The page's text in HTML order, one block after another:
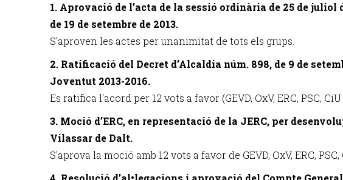
1. Aprovació de l’acta de la sessió ordinària de 25 de
de 19 de setembre de 2013.
S'aproven les actes per unanimitat de tots els grups.
2. Ratificació del Decret d’Alcaldia núm. 898, de 9 de
Joventut 2013-2016.
Es ratifica l'acord per 12 vots a favor (GEVD, OxV, ERC, PSC,
3. Moció d’ERC, en representació de la JERC, per
Vilassar de Dalt.
S'aprova la moció amb 12 vots a favor de GEVD, OxV, ERC,